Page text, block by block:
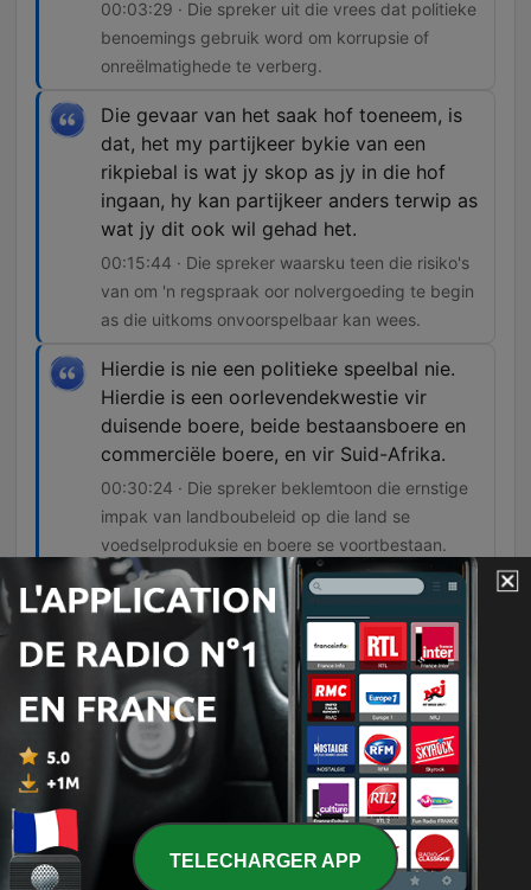
00:03:29 · Die spreker uit die vrees dat politieke
benoemings gebruik word om korrupsie of
onreëlmatighede te verberg.
Die gevaar van het saak hof toeneem, is
dat, het my partijkeer bykie van een
rikpiebal is wat jy skop as jy in die hof
ingaan, hy kan partijkeer anders terwip as
wat jy dit ook wil gehad het.
00:15:44 · Die spreker waarsku teen die risiko's
van om 'n regspraak oor nolvergoeding te begin
as die uitkoms onvoorspelbaar kan wees.
Hierdie is nie een politieke speelbal nie.
Hierdie is een oorlevendekwestie vir
duisende boere, beide bestaansboere en
commerciële boere, en vir Suid-Afrika.
00:30:24 · Die spreker beklemtoon die ernstige
impak van landboubeleid op die land se
voedselproduksie en boere se voortbestaan.
Solang die staties salaris betaal, is jy nie
onafhanklik nie, kan op jou kop staan nie
aan pirabiet vluit.
00:47:36 · Die spreker beklemtoon die
noodsaaklikheid van 'n onafhanklike anti-
korrupsie-eenheid wat nie deur die staat beheer
word nie.
Ek dink ons moet verzichtig wees, dat jy
hierdie soort debat wat daar is,
uiteindelijk moet sien as een kwestie van
TELECHARGER APP